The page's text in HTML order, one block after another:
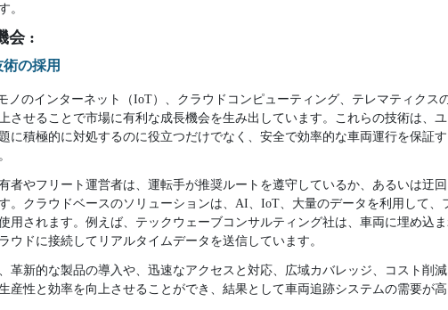
。
会 :
の採用
ノのインターネット（IoT）、クラウドコンピューティング、テレマティクス
させることで市場に有利な成長機会を生み出しています。これらの技術は、
に積極的に対処するのに役立つだけでなく、安全で効率的な車両運行を保証
者やフリート運営者は、運転手が推奨ルートを遵守しているか、あるいは迂
。クラウドベースのソリューションは、AI、IoT、大量のデータを利用して
用されます。例えば、テックウェーブコンサルティング社は、車両に埋め込
ウドに接続してリアルタイムデータを送信しています。
革新的な製品の導入や、迅速なアクセスと対応、広域カバレッジ、コスト削
産性と効率を向上させることができ、結果として車両追跡システムの需要が高